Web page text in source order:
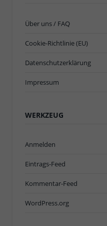
Über uns / FAQ
Cookie-Richtlinie (EU)
Datenschutzerklärung
Impressum
WERKZEUG
Anmelden
Eintrags-Feed
Kommentar-Feed
WordPress.org